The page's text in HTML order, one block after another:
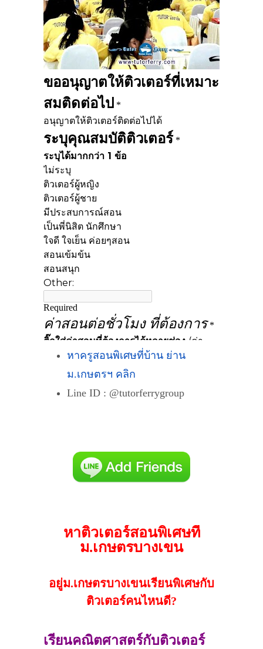
หาครูสอนพิเศษที่บ้าน ย่าน
ม.เกษตรฯ คลิก
Line ID : @tutorferrygroup
หาติวเตอร์สอนพิเศษที่
ม.เกษตรบางเขน
อยู่ม.เกษตรบางเขนเรียนพิเศษกับ
ติวเตอร์คนไหนดี?
เรียนคณิตศาสตร์กับติวเตอร์